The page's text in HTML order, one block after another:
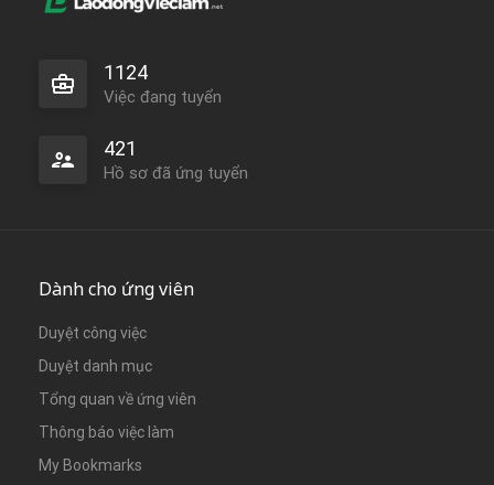
1124
Việc đang tuyển
421
Hồ sơ đã ứng tuyển
Dành cho ứng viên
Duyệt công việc
Duyệt danh mục
Tổng quan về ứng viên
Thông báo việc làm
My Bookmarks